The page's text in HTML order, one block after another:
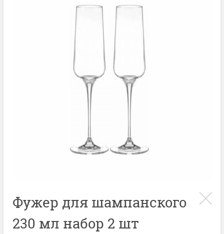
Фужер для шампанского
230 мл набор 2 шт